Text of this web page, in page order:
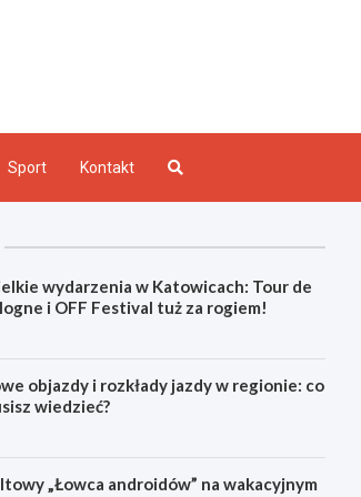
Sport Kontakt
wydarzenia w Katowicach: Tour de
i OFF Festival tuż za rogiem!
objazdy i rozkłady jazdy w regionie: co
wiedzieć?
„Łowca androidów” na wakacyjnym